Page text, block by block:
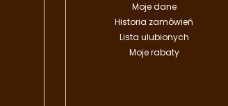
Moje dane
Historia zamówień
Lista ulubionych
Moje rabaty